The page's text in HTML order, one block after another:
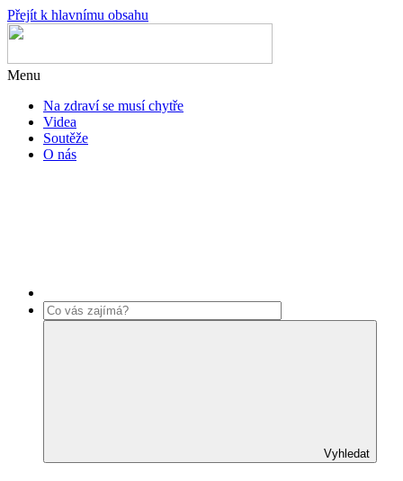
Přejít k hlavnímu obsahu
Menu
Na zdraví se musí chytře
Videa
Soutěže
O nás
Vyhledat